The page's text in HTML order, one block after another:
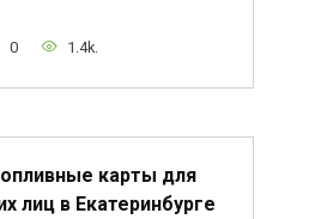
0 1.4k.
карты для
лиц в Екатеринбурге